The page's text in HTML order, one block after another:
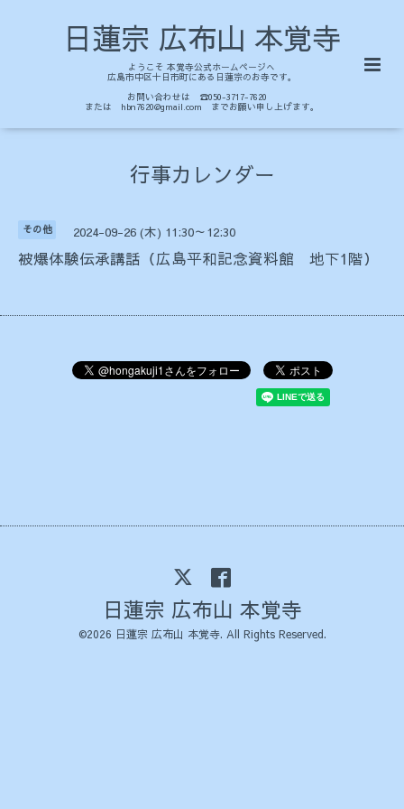
日蓮宗 広布山 本覚寺
ようこそ 本覚寺公式ホームページへ
広島市中区十日市町にある日蓮宗のお寺です。
お問い合わせは ☎050-3717-7620
または hbn7620@gmail.com までお願い申し上げます。
行事カレンダー
その他 2024-09-26 (木) 11:30～12:30
被爆体験伝承講話（広島平和記念資料館 地下1階）
日蓮宗 広布山 本覚寺
©2026 日蓮宗 広布山 本覚寺. All Rights Reserved.